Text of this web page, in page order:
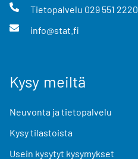
Tietopalvelu 029 551 2220
info@stat.fi
Kysy meiltä
Neuvonta ja tietopalvelu
Kysy tilastoista
Usein kysytyt kysymykset